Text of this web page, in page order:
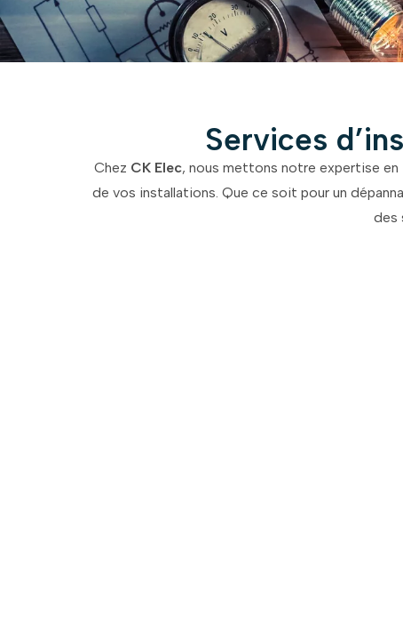
Services
Chez CK Elec, nous mettons notre expertise
de vos installations. Que ce soit pour un
des